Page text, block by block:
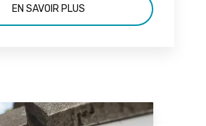
EN SAVOIR PLUS